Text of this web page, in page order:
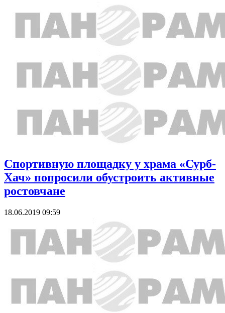
Спортивную площадку у храма «Сурб-
Хач» попросили обустроить активные
ростовчане
18.06.2019 09:59